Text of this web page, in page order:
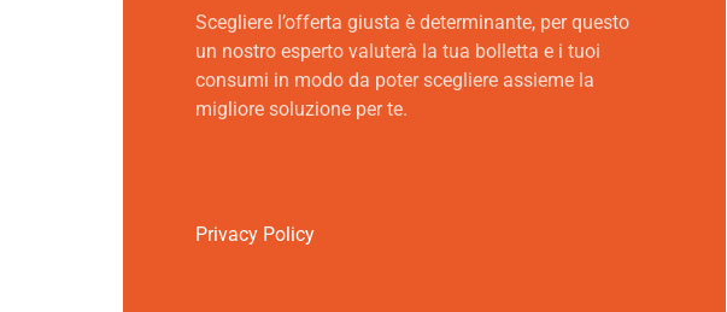
Scegliere l’offerta giusta è determinante, per questo
un nostro esperto valuterà la tua bolletta e i tuoi
consumi in modo da poter scegliere assieme la
migliore soluzione per te.
Privacy Policy